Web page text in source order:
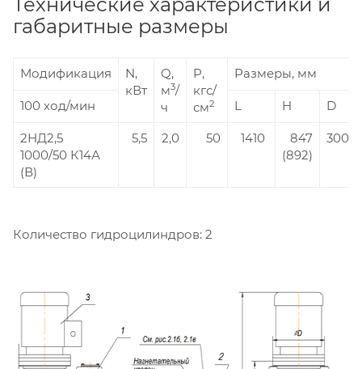
габаритные размеры
Модификация
N,
кВт
Q,
м3/
ч
P,
кгс/
см2
Размеры, мм
100 ход/мин L H D
2НД2,5
1000/50 К14А
(В)
5,5 2,0 50 1410
847
(892)
300
Количество гидроцилиндров: 2